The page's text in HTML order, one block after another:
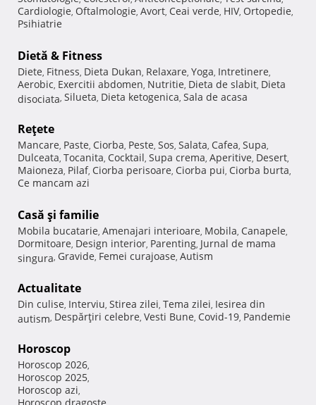
Cardiologie, Oftalmologie, Avort, Ceai verde, HIV, Ortopedie,
Psihiatrie
Dietă & Fitness
Diete, Fitness, Dieta Dukan, Relaxare, Yoga, Intretinere,
Aerobic, Exercitii abdomen, Nutritie, Dieta de slabit, Dieta
disociata, Silueta, Dieta ketogenica, Sala de acasa
Reţete
Mancare, Paste, Ciorba, Peste, Sos, Salata, Cafea, Supa,
Dulceata, Tocanita, Cocktail, Supa crema, Aperitive, Desert,
Maioneza, Pilaf, Ciorba perisoare, Ciorba pui, Ciorba burta,
Ce mancam azi
Casă şi familie
Mobila bucatarie, Amenajari interioare, Mobila, Canapele,
Dormitoare, Design interior, Parenting, Jurnal de mama
singura, Gravide, Femei curajoase, Autism
Actualitate
Din culise, Interviu, Stirea zilei, Tema zilei, Iesirea din
autism, Despărţiri celebre, Vesti Bune, Covid-19, Pandemie
Horoscop
Horoscop 2026,
Horoscop 2025,
Horoscop azi,